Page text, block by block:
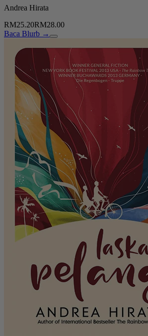
Andrea Hirata
RM25.20RM28.00
Baca Blurb →